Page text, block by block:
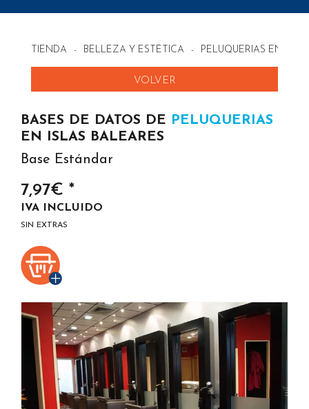
TIENDA - BELLEZA Y ESTÉTICA - PELUQUERIAS EN
VOLVER
BASES DE DATOS DE PELUQUERIAS
EN ISLAS BALEARES
Base Estándar
7,97€ *
IVA INCLUIDO
SIN EXTRAS